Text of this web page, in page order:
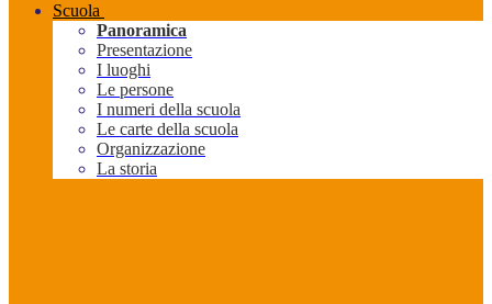
Scuola
Panoramica
Presentazione
I luoghi
Le persone
I numeri della scuola
Le carte della scuola
Organizzazione
La storia